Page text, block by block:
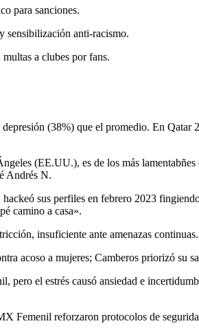
para sanciones.
sensibilización anti-racismo.
a clubes por fans.
(38%) que el promedio. En
(EE.UU.), es de los más
Andrés N.
sus perfiles en febrero 2023
camino a casa».
insuficiente ante amenazas continuas.
acoso a mujeres; Camberos priorizó
el estrés causó ansiedad e
Femenil reforzaron protocolos de